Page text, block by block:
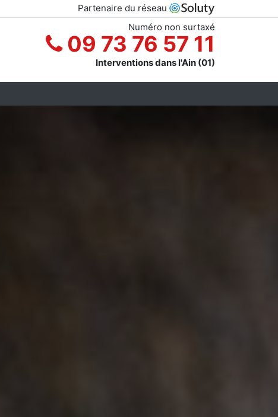
Partenaire du réseau
Numéro non surtaxé
09 73 76 57 11
Interventions dans l'Ain (01)